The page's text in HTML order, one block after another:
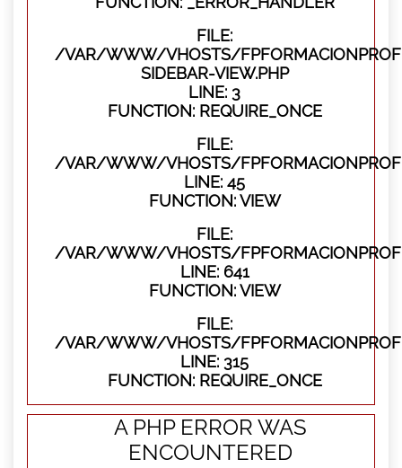
FILE:
/VAR/WWW/VHOSTS/
SIDEBAR-VIEW.PHP
LINE: 3
FUNCTION: REQUIRE_ONCE
FILE:
/VAR/WWW/VHOSTS/
LINE: 45
FUNCTION: VIEW
FILE:
/VAR/WWW/VHOSTS/
LINE: 641
FUNCTION: VIEW
FILE:
/VAR/WWW/VHOSTS/
LINE: 315
FUNCTION: REQUIRE_ONCE
A PHP ERROR WAS
ENCOUNTERED